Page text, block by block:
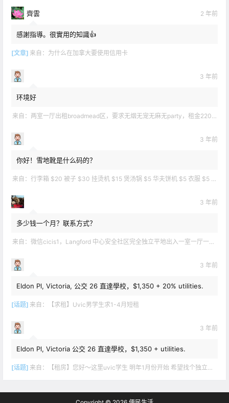
齊雲 2 年前
感謝指導。很實用的知識👍
[文章] 来自： 为什么在加拿大要使用信用卡
3 年前
环境好
来自： 两室一厅出租broadmead区，要求无烟无宠无麻无party，租金2200不包水电有意短信联系2508858496
3 年前
你好！雪地靴是什么码的？
来自： 行李箱 $20 被子 $30 挂烫机 $15 煲汤锅 $5 华夫饼机 $5 衣服 $5 雪地靴 $10 滑雪手套 $10 宜家衣物收纳 .
3 年前
多少钱一个月？联系方式？
来自： 微信cicis1，Langford 中心安全社区完全独立平地出入一室一厅一书房步行5分钟到公车站和商业圈 有后花园和.
3 年前
Eldon Pl, Victoria, 公交 26 直達學校，$1,350 + 20% utilities.
[话题] 来自： 【求租】Uvic男学生求1-4月短租
3 年前
Eldon Pl, Victoria 公交 26 直達學校，$1,350 + utilities.
[话题] 来自： 【租房】您好～这里uvic学生 明年1月份开始 希望找个独立出入的 爱干净 谢谢！